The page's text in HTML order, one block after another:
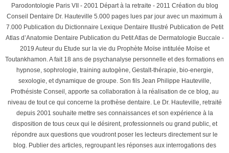
Parodontologie Paris VII - 2001 Départ à la retraite - 2011 Création du blog
Conseil Dentaire Dr. Hauteville 5.000 pages lues par jour avec un maximum à
7.000 Publication du Dictionnaire Lexique Dentaire Illustré Publication de Petit
Atlas d’Anatomie Dentaire Publication du Petit Atlas de Dermatologie Buccale -
2019 Auteur du Etude sur la vie du Prophète Moïse intitulée Moïse et
Toutankhamon. A fait 18 ans de psychanalyse personnelle et des formations en
hypnose, sophrologie, training autogène, Gestalt-thérapie, bio-energie,
sexologie, et dynamique de groupe. Son fils Jean Philippe Hauteville,
Prothésiste Conseil, apporte sa collaboration à la réalisation de ce blog, au
niveau de tout ce qui concerne la prothèse dentaire. Le Dr. Hauteville, retraité
depuis 2001 souhaite mettre ses connaissances et son expérience à la
disposition de tous ceux qui le désirent, professionnels ou grand public, et
répondre aux questions que voudront poser les lecteurs directement sur le
blog. Publier des articles, regroupant les réponses aux interrogations des